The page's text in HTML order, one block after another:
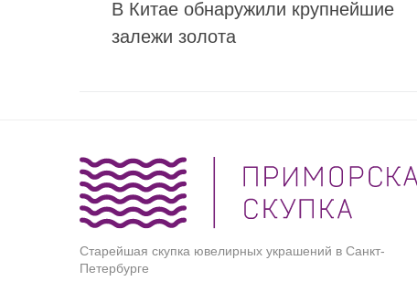
В Китае обнаружили крупнейшие
залежи золота
Старейшая скупка ювелирных украшений в Санкт-
Петербурге